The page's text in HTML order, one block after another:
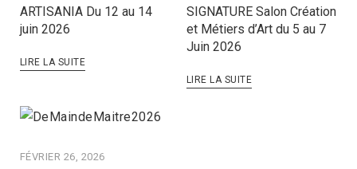
ARTISANIA Du 12 au 14
juin 2026
LIRE LA SUITE
SIGNATURE Salon Création
et Métiers d’Art du 5 au 7
Juin 2026
LIRE LA SUITE
FÉVRIER 26, 2026